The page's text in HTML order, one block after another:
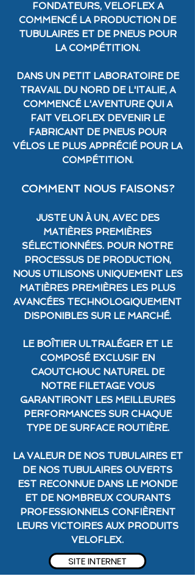
FONDATEURS, VELOFLEX A
COMMENCÉ LA PRODUCTION DE
TUBULAIRES ET DE PNEUS POUR
LA COMPÉTITION.
DANS UN PETIT LABORATOIRE DE
TRAVAIL DU NORD DE L'ITALIE, A
COMMENCÉ L'AVENTURE QUI A
FAIT VELOFLEX DEVENIR LE
FABRICANT DE PNEUS POUR
VÉLOS LE PLUS APPRÉCIÉ POUR LA
COMPÉTITION.
COMMENT NOUS FAISONS?
JUSTE UN À UN, AVEC DES
MATIÈRES PREMIÈRES
SÉLECTIONNÉES. POUR NOTRE
PROCESSUS DE PRODUCTION,
NOUS UTILISONS UNIQUEMENT LES
MATIÈRES PREMIÈRES LES PLUS
AVANCÉES TECHNOLOGIQUEMENT
DISPONIBLES SUR LE MARCHÉ.
LE BOÎTIER ULTRALÉGER ET LE
COMPOSÉ EXCLUSIF EN
CAOUTCHOUC NATUREL DE
NOTRE FILETAGE VOUS
GARANTIRONT LES MEILLEURES
PERFORMANCES SUR CHAQUE
TYPE DE SURFACE ROUTIÈRE.
LA VALEUR DE NOS TUBULAIRES ET
DE NOS TUBULAIRES OUVERTS
EST RECONNUE DANS LE MONDE
ET DE NOMBREUX COURANTS
PROFESSIONNELS CONFIÈRENT
LEURS VICTOIRES AUX PRODUITS
VELOFLEX.
SITE INTERNET